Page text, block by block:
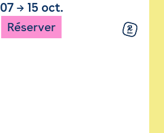
07→ 15 oct.
Réserver